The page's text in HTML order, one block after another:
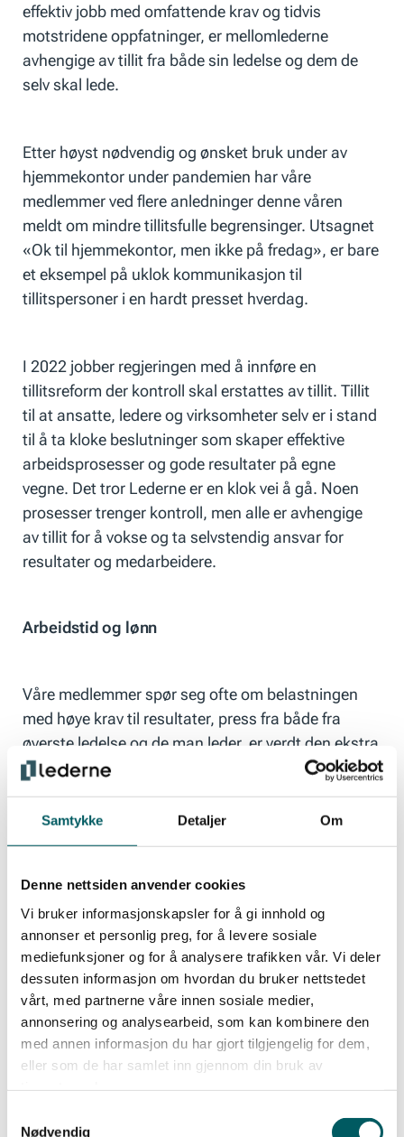
Samtykke Detaljer Om
Denne nettsiden anvender cookies
Vi bruker informasjonskapsler for å gi innhold og
annonser et personlig preg, for å levere sosiale
mediefunksjoner og for å analysere trafikken vår. Vi deler
dessuten informasjon om hvordan du bruker nettstedet
vårt, med partnerne våre innen sosiale medier,
annonsering og analysearbeid, som kan kombinere den
med annen informasjon du har gjort tilgjengelig for dem,
eller som de har samlet inn gjennom din bruk av
Nødvendig
effektiv jobb med omfattende krav og tidvis
motstridene oppfatninger, er mellomlederne
avhengige av tillit fra både sin ledelse og dem de
selv skal lede.
Etter høyst nødvendig og ønsket bruk under av
hjemmekontor under pandemien har våre
medlemmer ved flere anledninger denne våren
meldt om mindre tillitsfulle begrensinger. Utsagnet
«Ok til hjemmekontor, men ikke på fredag», er bare
et eksempel på uklok kommunikasjon til
tillitspersoner i en hardt presset hverdag.
I 2022 jobber regjeringen med å innføre en
tillitsreform der kontroll skal erstattes av tillit. Tillit
til at ansatte, ledere og virksomheter selv er i stand
til å ta kloke beslutninger som skaper effektive
arbeidsprosesser og gode resultater på egne
vegne. Det tror Lederne er en klok vei å gå. Noen
prosesser trenger kontroll, men alle er avhengige
av tillit for å vokse og ta selvstendig ansvar for
resultater og medarbeidere.
Arbeidstid og lønn
Våre medlemmer spør seg ofte om belastningen
med høye krav til resultater, press fra både fra
øverste ledelse og de man leder, er verdt den ekstra
belønningen man får. Er man unntatt
og fyller ordinære vaktplaner i for eksempel i en
butikk, dukker det raskt opp spørsmål om lønnen
som mellomleder har behov for å jobbe hjemmefra
mangler, kan følelsen av manglende tillit raskt
skade nødvendige samarbeidsrelasjoner.
Man kan ikke både være ansvarlig for å organisere
arbeidet mest mulig effektivt på en arbeidsplass,
men spørre om lov hvis det inkluderer fleksible
tilpasninger til arbeidsoppgaver eller
faktisk får av arbeidsgiver vil i stor grad styre hvor